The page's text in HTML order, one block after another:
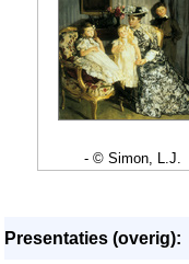
- © Simon, L.J.
Presentaties (overig):